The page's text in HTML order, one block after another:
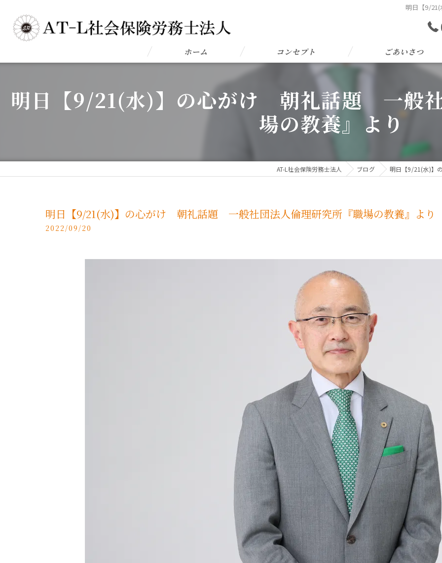
明日【9/
ホーム コンセプト ごあいさつ
明日【9/21(水)】の心がけ 朝礼話題 一般
場の教養』より
AT-L社会保険労務士法人 ブログ 明日【9/21(水)】
明日【9/21(水)】の心がけ 朝礼話題 一般社団法人倫理研究所『職場の教養』より
2022/09/20